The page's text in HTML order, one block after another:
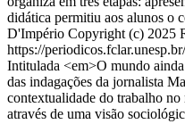
didática permitiu aos alunos o
D'Império Copyright (c) 2025
https://
Intitulada <em>O mundo
das indagações da jornalista
contextualidade do trabalho no
através de uma visão